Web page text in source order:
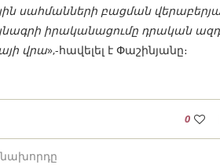
սահմանների բացման
իրականացումը դրական
վրա»,-հավելել է Փաշինյանը։
0
նախորդը